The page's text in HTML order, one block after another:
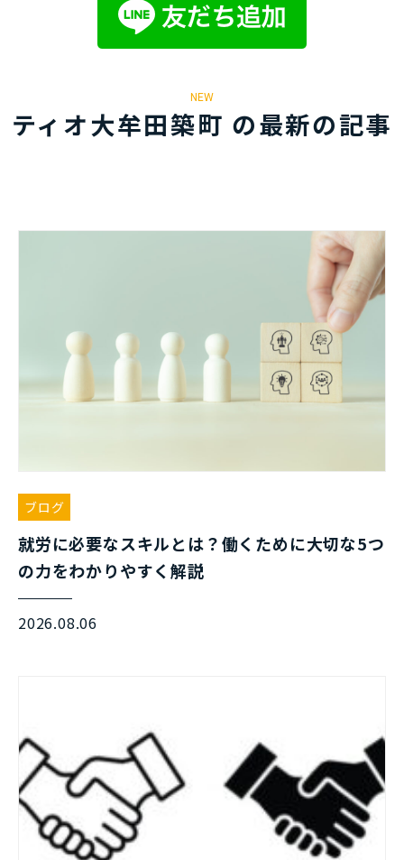
NEW
ティオ大牟田築町 の最新の記事
ブログ
就労に必要なスキルとは？働くために大切な5つ
の力をわかりやすく解説
2026.08.06